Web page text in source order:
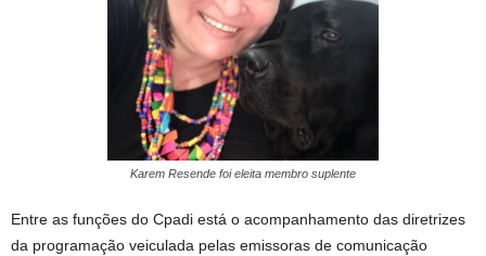
Karem Resende foi eleita membro suplente
Entre as funções do Cpadi está o acompanhamento das diretrizes
da programação veiculada pelas emissoras de comunicação